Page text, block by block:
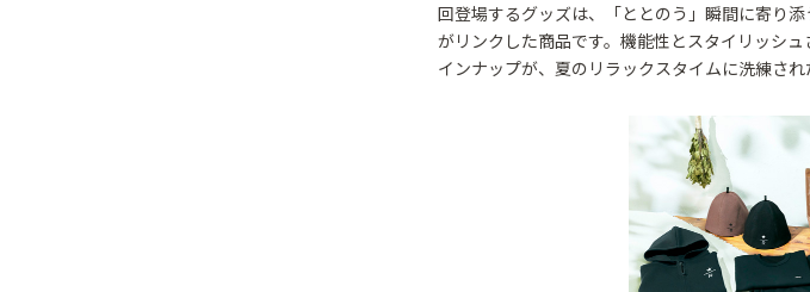
回登場するグッズは、「ととのう」瞬間に寄り
がリンクした商品です。機能性とスタイリッシ
インナップが、夏のリラックスタイムに洗練され